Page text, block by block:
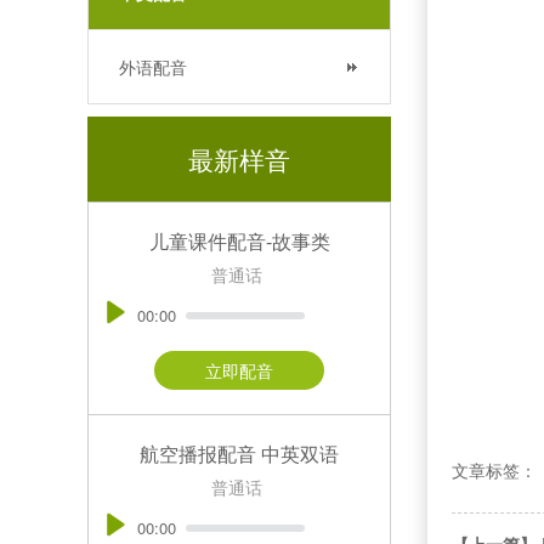
外语配音
最新样音
儿童课件配音-故事类
普通话
00:00
立即配音
航空播报配音 中英双语
普通话
00:00
文章标签：